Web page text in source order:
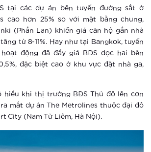
tại các dự án bên tuyến đường sắt ở
cao hơn 25% so với mặt bằng chung,
(Phần Lan) khiến giá căn hộ gần nhà
từ 8-11%. Hay như tại Bangkok, tuyến
động đã đẩy giá BĐS dọc hai bên
đặc biệt cao ở khu vực đặt nhà ga,
hiểu khi thị trường BĐS Thủ đô lên cơn
mắt dự án The Metrolines thuộc đại đô
City (Nam Từ Liêm, Hà Nội).
mắt vườn Nhật tại Hà Nội
thêm
chất tại Hà Nội
Smart City ra mắt phân khu
Sapphire 3